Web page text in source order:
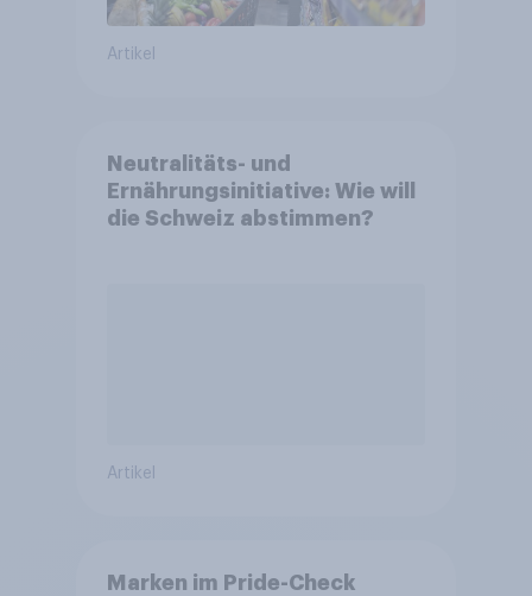
Artikel
Neutralitäts- und
Ernährungsinitiative: Wie will
die Schweiz abstimmen?
Artikel
Marken im Pride-Check